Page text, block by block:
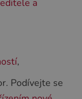
a
,
Podívejte se